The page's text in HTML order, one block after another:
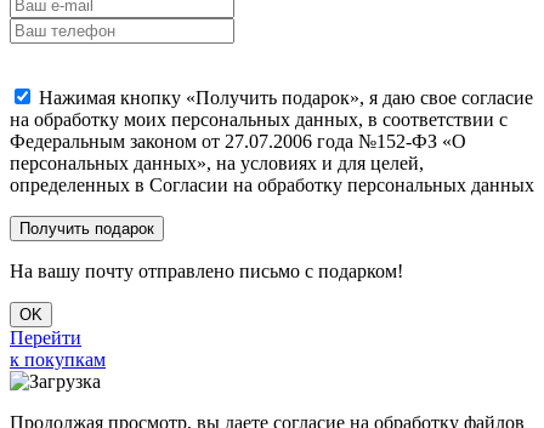
Нажимая кнопку «Получить подарок», я даю свое согласие
на обработку моих персональных данных, в соответствии с
Федеральным законом от 27.07.2006 года №152-ФЗ «О
персональных данных», на условиях и для целей,
определенных в Согласии на обработку персональных данных
На вашу почту отправлено письмо с подарком!
OK
Перейти
к покупкам
Продолжая просмотр, вы даете согласие на обработку файлов